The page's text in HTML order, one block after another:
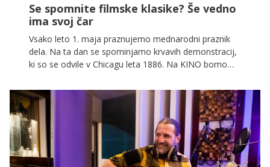
Se spomnite filmske klasike? Še vedno
ima svoj čar
Vsako leto 1. maja praznujemo mednarodni praznik
dela. Na ta dan se spominjamo krvavih demonstracij,
ki so se odvile v Chicagu leta 1886. Na KINO bomo
filmov, mnoge izmed njih lahko najdete tudi na VOYO!